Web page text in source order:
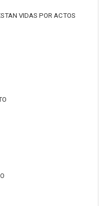
VIDAS POR ACTOS